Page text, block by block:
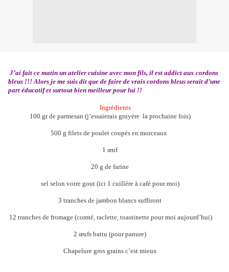
J’ai fait ce matin un atelier cuisine avec mon fils, il est addict aux cordons
bleus !!! Alors je me suis dit que de faire de vrais cordons bleus serait d’une
part éducatif et surtout bien meilleur pour lui !!
Ingrédients
100 gr de parmesan (j’essaierais gruyère la prochaine fois)
500 g filets de poulet coupés en morceaux
1 œuf
20 g de farine
sel selon votre gout (ici 1 cuillére à café pour moi)
3 tranches de jambon blancs suffiront
12 tranches de fromage (comté, raclette, toastinette pour moi aujourd’hui)
2 œufs battu (pour panure)
Chapelure gros grains c’est mieux